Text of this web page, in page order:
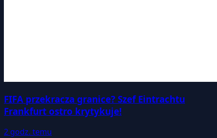
FIFA przekracza granice? Szef Eintrachtu
Frankfurt ostro krytykuje!
2 godz. temu